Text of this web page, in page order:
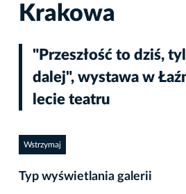
Krakowa
"Przeszłość to dziś,
dalej", wystawa w
lecie teatru
Wstrzymaj
Typ wyświetlania galerii